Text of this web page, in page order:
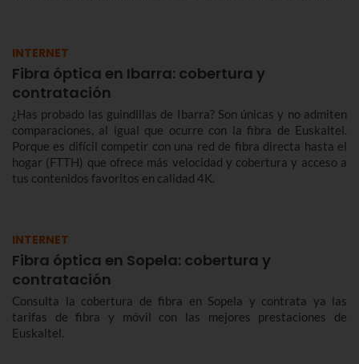
INTERNET
Fibra óptica en Ibarra: cobertura y
contratación
¿Has probado las guindillas de Ibarra? Son únicas y no admiten
comparaciones, al igual que ocurre con la fibra de Euskaltel.
Porque es difícil competir con una red de fibra directa hasta el
hogar (FTTH) que ofrece más velocidad y cobertura y acceso a
tus contenidos favoritos en calidad 4K.
INTERNET
Fibra óptica en Sopela: cobertura y
contratación
Consulta la cobertura de fibra en Sopela y contrata ya las
tarifas de fibra y móvil con las mejores prestaciones de
Euskaltel.